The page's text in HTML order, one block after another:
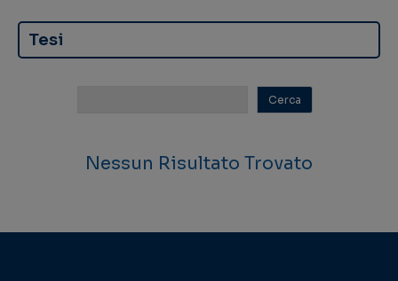
Tesi
Nessun Risultato Trovato